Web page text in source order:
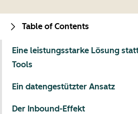
Table of Contents
Eine leistungsstarke Lösung
Tools
Ein datengestützter Ansatz
Der Inbound-Effekt